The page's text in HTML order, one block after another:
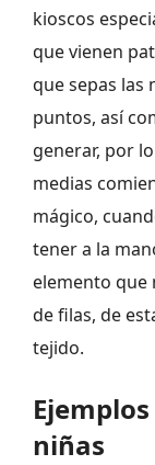
kioscos
que vienen
que sepas las
puntos, así
generar, por
medias
mágico,
tener a la
elemento que
de filas, de
tejido.
niñas